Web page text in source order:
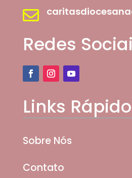

Redes
Links
Sobre Nós
Contato